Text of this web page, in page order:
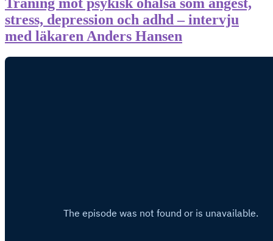
stress, depression och adhd – intervju
med läkaren Anders Hansen